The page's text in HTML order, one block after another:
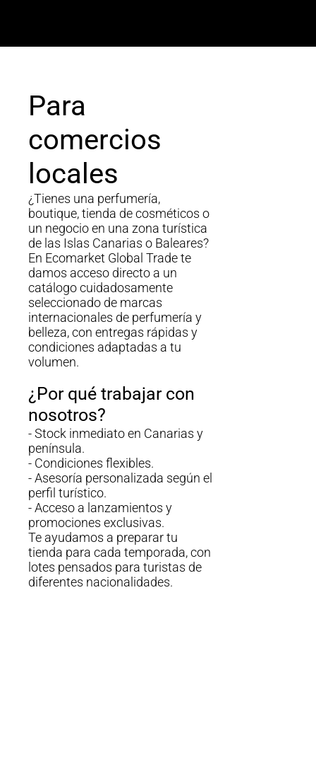
Para
comercios
locales
¿Tienes una perfumería,
boutique, tienda de cosméticos o
un negocio en una zona turística
de las Islas Canarias o Baleares?
En Ecomarket Global Trade te
damos acceso directo a un
catálogo cuidadosamente
seleccionado de marcas
internacionales de perfumería y
belleza, con entregas rápidas y
condiciones adaptadas a tu
volumen.
¿Por qué trabajar con
nosotros?
- Stock inmediato en Canarias y
península.
- Condiciones flexibles.
- Asesoría personalizada según el
perfil turístico.
- Acceso a lanzamientos y
promociones exclusivas.
Te ayudamos a preparar tu
tienda para cada temporada, con
lotes pensados para turistas de
diferentes nacionalidades.